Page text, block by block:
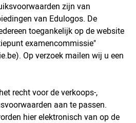
zijn van
van Edulogos. De
toegankelijk op de website
examencommissie"
Op verzoek mailen wij u een
recht voor de verkoops-,
aan te passen.
hier elektronisch van op de